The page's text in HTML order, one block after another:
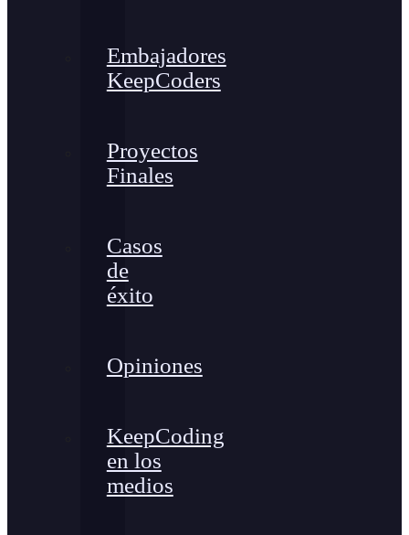
Embajadores
KeepCoders
Proyectos
Finales
Casos
de
éxito
Opiniones
KeepCoding
en los
medios